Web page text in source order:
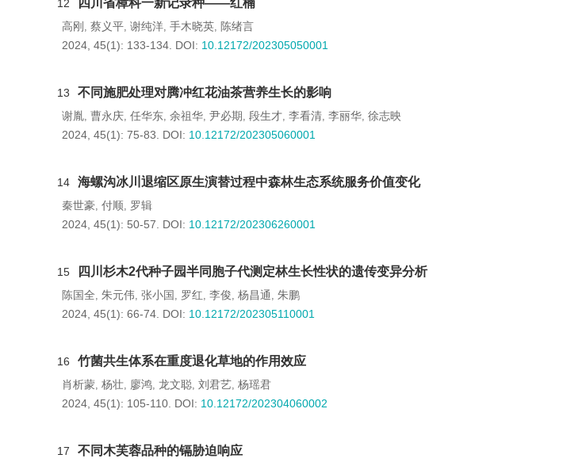
12 四川省樟科一新记录种——红楠
高刚 , 蔡义平, 谢纯洋, 手木晓英, 陈绪言
2024, 45(1): 133-134. DOI: 10.12172/202305050001
13 不同施肥处理对腾冲红花油茶营养生长的影响
谢胤, 曹永庆, 任华东, 余祖华, 尹必期, 段生才, 李看清, 李丽华, 徐志映
2024, 45(1): 75-83.
DOI: 10.12172/202305060001
14 海螺沟冰川退缩区原生演替过程中森林生态系统服务价值变化
秦世豪, 付顺, 罗辑
2024, 45(1): 50-57.
DOI: 10.12172/202306260001
15 四川杉木2代种子园半同胞子代测定林生长性状的遗传变异分析
陈国全, 朱元伟, 张小国 , 罗红, 李俊, 杨昌通 , 朱鹏
2024, 45(1): 66-74. DOI: 10.12172/202305110001
16 竹菌共生体系在重度退化草地的作用效应
肖析蒙, 杨壮, 廖鸿, 龙文聪, 刘君艺, 杨瑶君
2024, 45(1): 105-110. DOI: 10.12172/202304060002
17 不同木芙蓉品种的镉胁迫响应